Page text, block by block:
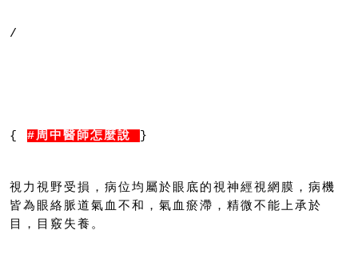
/
{ #周中醫師怎麼說 }
視力視野受損，病位均屬於眼底的視神經視網膜，病機
皆為眼絡脈道氣血不和，氣血瘀滯，精微不能上承於
目，目竅失養。